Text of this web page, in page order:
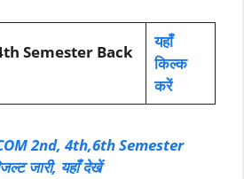
Semester Back
यहाँ
किल्क
करें
2nd, 4th,6th Semester
जारी, यहाँ देखें